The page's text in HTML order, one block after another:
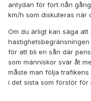
antydan för fort nån
km/h som diskuteras när
Om du ärligt kan säga
för att bli en sån där
som människor svär åt
måste man följa
i det sista som förstör för